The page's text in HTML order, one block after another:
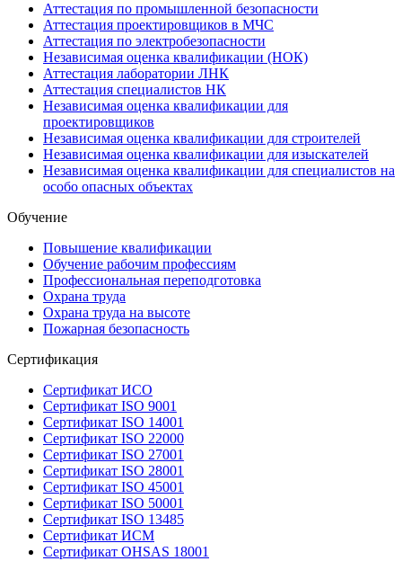
Аттестация по промышленной безопасности
Аттестация проектировщиков в МЧС
Аттестация по электробезопасности
Независимая оценка квалификации (НОК)
Аттестация лаборатории ЛНК
Аттестация специалистов НК
Независимая оценка квалификации для
проектировщиков
Независимая оценка квалификации для строителей
Независимая оценка квалификации для изыскателей
Независимая оценка квалификации для специалистов на
особо опасных объектах
Обучение
Повышение квалификации
Обучение рабочим профессиям
Профессиональная переподготовка
Охрана труда
Охрана труда на высоте
Пожарная безопасность
Сертификация
Сертификат ИСО
Сертификат ISO 9001
Сертификат ISO 14001
Сертификат ISO 22000
Сертификат ISO 27001
Сертификат ISO 28001
Сертификат ISO 45001
Сертификат ISO 50001
Сертификат ISO 13485
Сертификат ИСМ
Сертификат OHSAS 18001